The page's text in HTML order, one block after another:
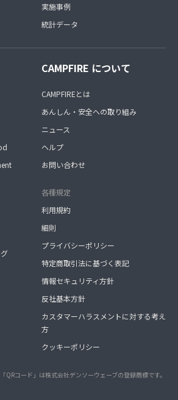
実施事例
統計データ
CAMPFIRE について
CAMPFIREとは
あんしん・安全への取り組み
ニュース
ヘルプ
お問い合わせ
各種規定
利用規約
細則
プライバシーポリシー
特定商取引法に基づく表記
情報セキュリティ方針
反社基本方針
カスタマーハラスメントに対する考え
方
クッキーポリシー
「QRコード」は株式会社デンソーウェーブの登録商標です。